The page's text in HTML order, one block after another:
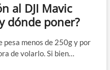
al DJI Mavic
dónde poner?
pesa menos de 250g y por
de volarlo. Si bien…